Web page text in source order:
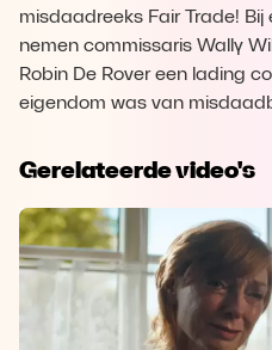
misdaadreeks Fair Trade! Bij
nemen commissaris Wally
Robin De Rover een lading
eigendom was van
Gerelateerde video's